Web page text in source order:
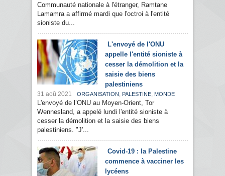
Communauté nationale à l'étranger, Ramtane
Lamamra a affirmé mardi que l'octroi à l'entité
sioniste du...
L'envoyé de l'ONU
appelle l'entité sioniste à
cesser la démolition et la
saisie des biens
palestiniens
31 aoû 2021 ORGANISATION , PALESTINE, MONDE
L'envoyé de l’ONU au Moyen-Orient, Tor
Wennesland, a appelé lundi l'entité sioniste à
cesser la démolition et la saisie des biens
palestiniens. "J'...
Covid-19 : la Palestine
commence à vacciner les
lycéens